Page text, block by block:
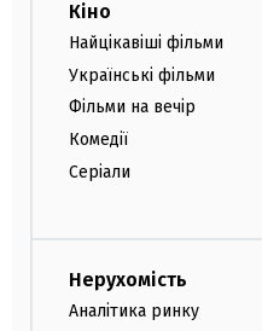
Кіно
Найцікавіші фільми
Українські фільми
Фільми на вечір
Комедії
Серіали
Нерухомість
Аналітика ринку